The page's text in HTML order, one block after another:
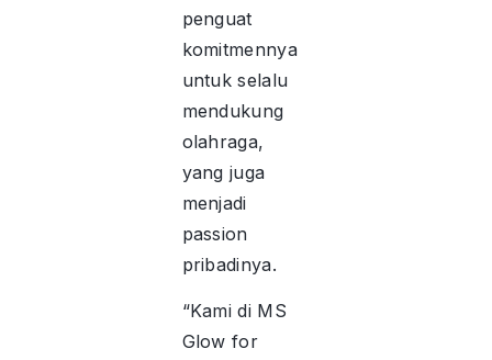
penguat
komitmennya
untuk selalu
mendukung
olahraga,
yang juga
menjadi
passion
pribadinya.
“Kami di MS
Glow for